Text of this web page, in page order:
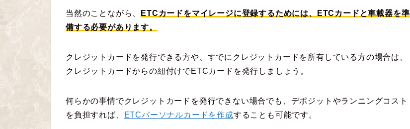
当然のことながら、
ETCカードをマイレージに登録するためには、ETCカードと車載器を準
備する必要があります。
クレジットカードを発行できる方や、すでにクレジットカードを所有している方の場合は、
クレジットカードからの紐付けでETCカードを発行しましょう。
何らかの事情でクレジットカードを発行できない場合でも、デポジットやランニングコスト
を負担すれば、
ETCパーソナルカードを作成することも可能です。